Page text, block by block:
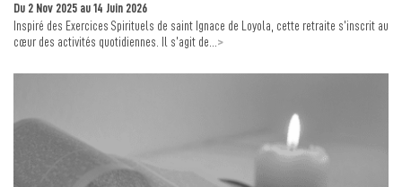
Du 2 Nov 2025 au 14 Juin 2026
Inspiré des Exercices Spirituels de saint Ignace de Loyola, cette retraite s’inscrit au
cœur des activités quotidiennes. Il s’agit de... >